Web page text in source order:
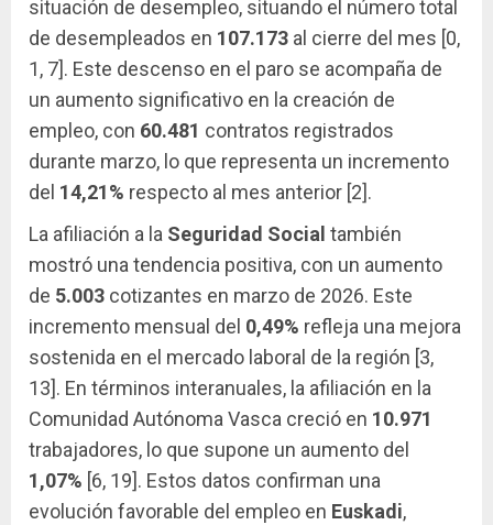
situación de desempleo, situando el número total
de desempleados en 107.173 al cierre del mes [0,
1, 7]. Este descenso en el paro se acompaña de
un aumento significativo en la creación de
empleo, con 60.481 contratos registrados
durante marzo, lo que representa un incremento
del 14,21% respecto al mes anterior [2].
La afiliación a la Seguridad Social también
mostró una tendencia positiva, con un aumento
de 5.003 cotizantes en marzo de 2026. Este
incremento mensual del 0,49% refleja una mejora
sostenida en el mercado laboral de la región [3,
13]. En términos interanuales, la afiliación en la
Comunidad Autónoma Vasca creció en 10.971
trabajadores, lo que supone un aumento del
1,07% [6, 19]. Estos datos confirman una
evolución favorable del empleo en Euskadi,